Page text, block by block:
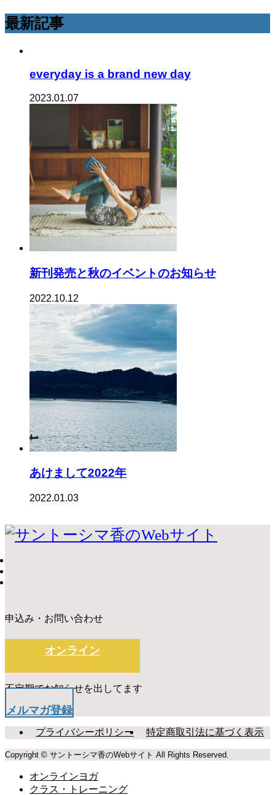
最新記事
everyday is a brand new day
2023.01.07
新刊発売と秋のイベントのお知らせ
2022.10.12
あけまして2022年
2022.01.03
申込み・お問い合わせ
オンライン
不定期でお知らせを出してます
メルマガ登録
プライバシーポリシー 特定商取引法に基づく表示
Copyright © サントーシマ香のWebサイト All Rights Reserved.
オンラインヨガ
クラス・トレーニング